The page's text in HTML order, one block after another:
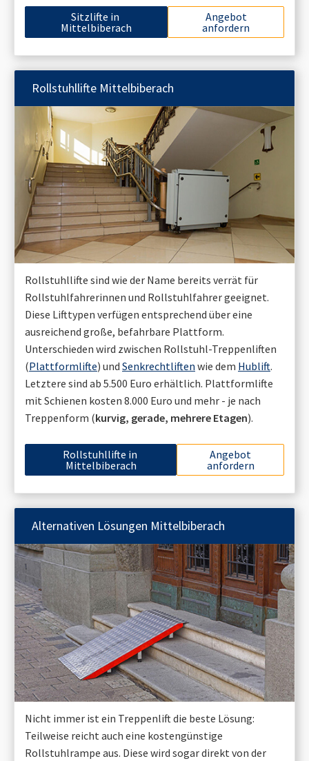
Sitzlifte in
Mittelbiberach
Angebot
anfordern
Rollstuhllifte Mittelbiberach
Rollstuhllifte sind wie der Name bereits verrät für
Rollstuhlfahrerinnen und Rollstuhlfahrer geeignet.
Diese Lifttypen verfügen entsprechend über eine
ausreichend große, befahrbare Plattform.
Unterschieden wird zwischen Rollstuhl-Treppenliften
(Plattformlifte) und Senkrechtliften wie dem Hublift.
Letztere sind ab 5.500 Euro erhältlich. Plattformlifte
mit Schienen kosten 8.000 Euro und mehr - je nach
Treppenform (kurvig, gerade, mehrere Etagen).
Rollstuhllifte in
Mittelbiberach
Angebot
anfordern
Alternativen Lösungen Mittelbiberach
Nicht immer ist ein Treppenlift die beste Lösung:
Teilweise reicht auch eine kostengünstige
Rollstuhlrampe aus. Diese wird sogar direkt von der